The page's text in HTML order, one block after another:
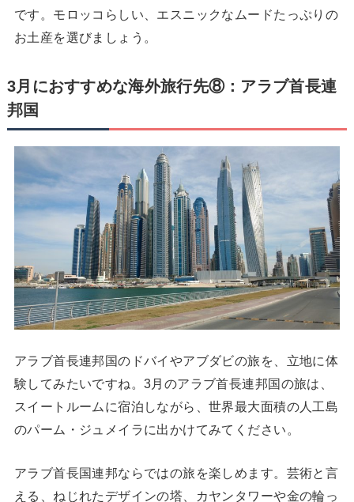
です。モロッコらしい、エスニックなムードたっぷりの
お土産を選びましょう。
3月におすすめな海外旅行先⑧：アラブ首長連
邦国
アラブ首長連邦国のドバイやアブダビの旅を、立地に体
験してみたいですね。3月のアラブ首長連邦国の旅は、
スイートルームに宿泊しながら、世界最大面積の人工島
のパーム・ジュメイラに出かけてみてください。
アラブ首長国連邦ならではの旅を楽しめます。芸術と言
える、ねじれたデザインの塔、カヤンタワーや金の輪っ